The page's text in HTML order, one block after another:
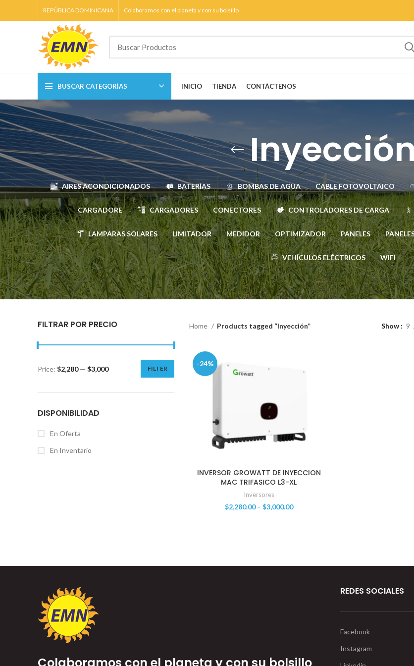
REPÚBLICA DOMINICANA Colaboramos con el planeta y con su bolsillo
BUSCAR CATEGORÍAS INICIO TIENDA CONTÁCTENOS
AIRES ACONDICIONADOS BATERÍAS BOMBAS DE AGUA CABLE FOTOVOLTAICO
CARGADORE CARGADORES CONECTORES CONTROLADORES DE CARGA
LAMPARAS SOLARES LIMITADOR MEDIDOR OPTIMIZADOR PANELES
VEHÍCULOS ELÉCTRICOS WIFI
FILTRAR POR PRECIO
FILTER
Price: $2,280— $3,000
DISPONIBILIDAD
En Oferta
En Inventario
Home Products tagged “Inyección” Show 9
-24%
INVERSOR GROWATT DE INYECCION
MAC TRIFASICO L3-XL
Inversores
$2,280.00– $3,000.00
REDES SOCIALES
Facebook
Instagram